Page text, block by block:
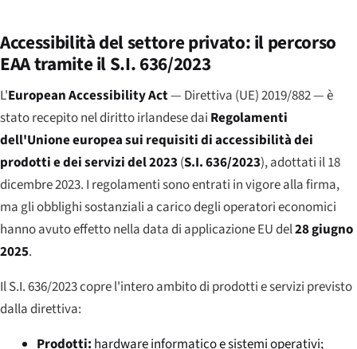
Accessibilità del settore privato: il percorso
EAA tramite il S.I. 636/2023
L'European Accessibility Act— Direttiva (UE) 2019/882 — è
stato recepito nel diritto irlandese dai Regolamenti
dell'Unione europea sui requisiti di accessibilità dei
prodotti e dei servizi del 2023 (S.I. 636/2023), adottati il 18
dicembre 2023. I regolamenti sono entrati in vigore alla firma,
ma gli obblighi sostanziali a carico degli operatori economici
hanno avuto effetto nella data di applicazione EU del28 giugno
2025.
Il S.I. 636/2023 copre l'intero ambito di prodotti e servizi previsto
dalla direttiva:
Prodotti: hardware informatico e sistemi operativi;